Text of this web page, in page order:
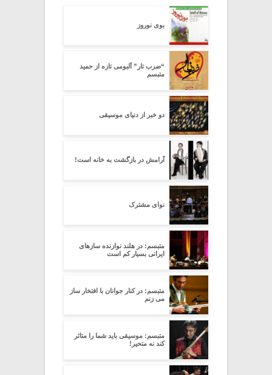
بوی نوروز
“ضرب تار” آلبومی تازه از حمید
متبسم
دو خبر از دنیای موسیقی
آرامش در بازگشت به خانه است!
نوای مشترک
متبسم: در هلند نوازنده سازهای
ایرانی بسیار کم است
متبسم: در کنار جوانان با افتخار ساز
می زنم
متبسم: موسیقی باید شما را متاثر
کند نه متحیر!